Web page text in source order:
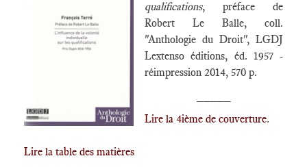
qualifications, préface de
Robert Le Balle, coll.
"Anthologie du Droit", LGDJ
Lextenso éditions, éd. 1957 -
réimpression 2014, 570 p.
Lire la 4ième de couverture.
Lire la table des matières